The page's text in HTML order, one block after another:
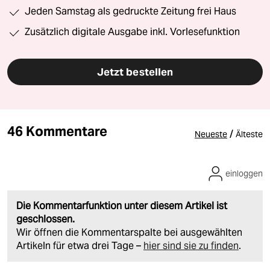
Jeden Samstag als gedruckte Zeitung frei Haus
Zusätzlich digitale Ausgabe inkl. Vorlesefunktion
Jetzt bestellen
46 Kommentare Neueste / Älteste
Die Kommentarfunktion unter diesem Artikel ist
geschlossen.
Wir öffnen die Kommentarspalte bei ausgewählten
Artikeln für etwa drei Tage – hier sind sie zu finden.
einloggen